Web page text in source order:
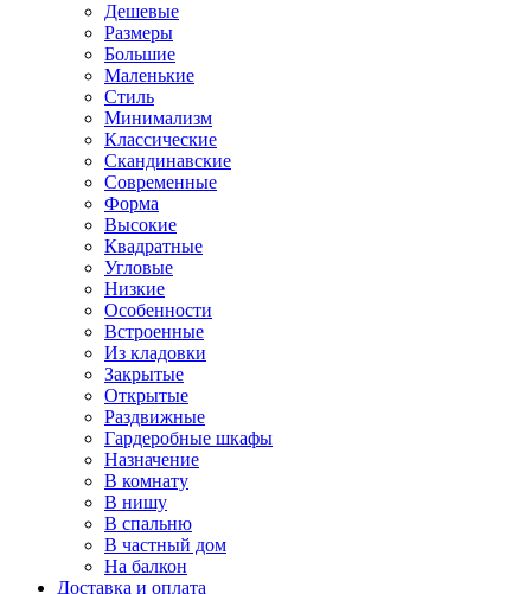
Дешевые
Размеры
Большие
Маленькие
Стиль
Минимализм
Классические
Скандинавские
Современные
Форма
Высокие
Квадратные
Угловые
Низкие
Особенности
Встроенные
Из кладовки
Закрытые
Открытые
Раздвижные
Гардеробные шкафы
Назначение
В комнату
В нишу
В спальню
В частный дом
На балкон
Доставка и оплата